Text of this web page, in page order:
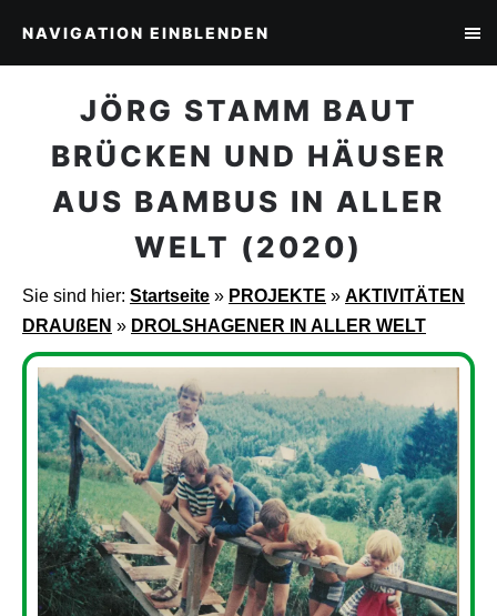
NAVIGATION EINBLENDEN
JÖRG STAMM BAUT
BRÜCKEN UND HÄUSER
AUS BAMBUS IN ALLER
WELT (2020)
Sie sind hier: Startseite » PROJEKTE » AKTIVITÄTEN
DRAUßEN » DROLSHAGENER IN ALLER WELT